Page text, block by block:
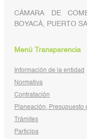
CÁMARA DE
BOYACÁ, PUERTO
Menú Transparencia
Información de la entidad
Normativa
Contratación
Planeación, Presupuesto
Trámites
Participa